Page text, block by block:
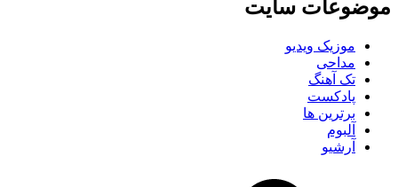
موضوعات سایت
موزیک ویدیو
مداحی
تک آهنگ
پادکست
برترین ها
آلبوم
آرشیو